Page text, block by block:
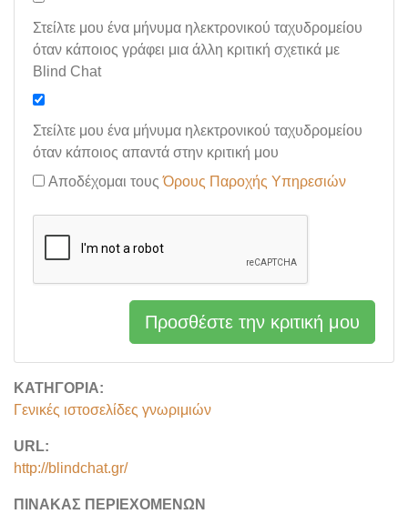
ΚΑΤΗΓΟΡΊΑ:
Γενικές ιστοσελίδες γνωριμιών
URL:
http://blindchat.gr/
ΠΊΝΑΚΑΣ ΠΕΡΙΕΧΟΜΈΝΩΝ
Στείλτε μου ένα μήνυμα ηλεκτρονικού ταχυδρομείου
όταν κάποιος γράφει μια άλλη κριτική σχετικά με
Blind Chat
Στείλτε μου ένα μήνυμα ηλεκτρονικού ταχυδρομείου
όταν κάποιος απαντά στην κριτική μου
Αποδέχομαι τουςΌρους Παροχής Υπηρεσιών
Προσθέστε την κριτική μου